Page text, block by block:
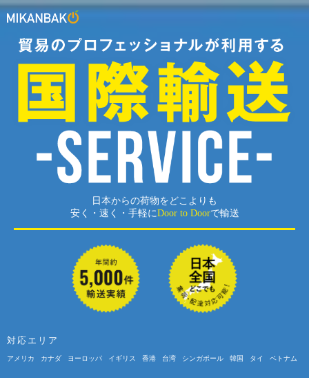
日本からの荷物をどこよりも
安く・速く・手軽にDoor to Doorで輸送
対応エリア
アメリカ カナダ ヨーロッパ イギリス 香港 台湾 シンガポール 韓国 タイ ベトナム